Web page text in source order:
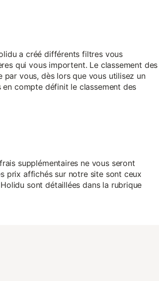
a créé différents filtres vous
qui vous importent. Le classement des
par vous, dès lors que vous utilisez un
compte définit le classement des
supplémentaires ne vous seront
prix affichés sur notre site sont ceux
sont détaillées dans la rubrique